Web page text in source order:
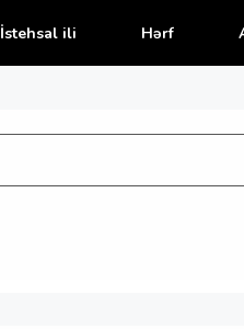
İstehsal ili Hərf